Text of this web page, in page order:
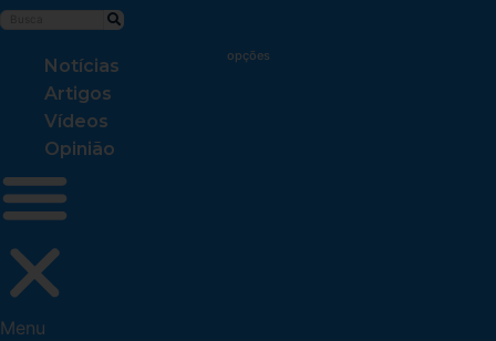
Notícias
Artigos
Vídeos
Opinião
Menu